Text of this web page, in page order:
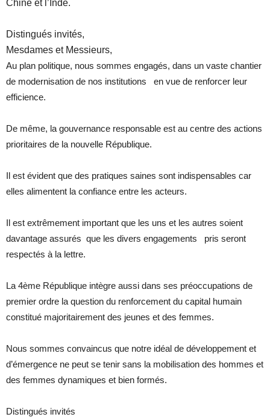
Chine et l’Inde.
Distingués invités,
Mesdames et Messieurs,
Au plan politique, nous sommes engagés, dans un vaste chantier
de modernisation de nos institutions en vue de renforcer leur
efficience.
De même, la gouvernance responsable est au centre des actions
prioritaires de la nouvelle République.
Il est évident que des pratiques saines sont indispensables car
elles alimentent la confiance entre les acteurs.
Il est extrêmement important que les uns et les autres soient
davantage assurés que les divers engagements pris seront
respectés à la lettre.
La 4ème République intègre aussi dans ses préoccupations de
premier ordre la question du renforcement du capital humain
constitué majoritairement des jeunes et des femmes.
Nous sommes convaincus que notre idéal de développement et
d’émergence ne peut se tenir sans la mobilisation des hommes et
des femmes dynamiques et bien formés.
Distingués invités